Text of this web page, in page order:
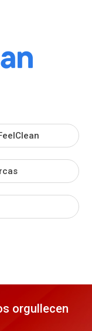
orgullecen